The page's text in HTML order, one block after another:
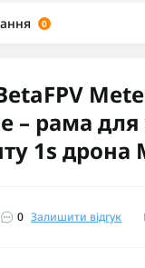
0
– рама для
1s дрона
0 Залишити відгук